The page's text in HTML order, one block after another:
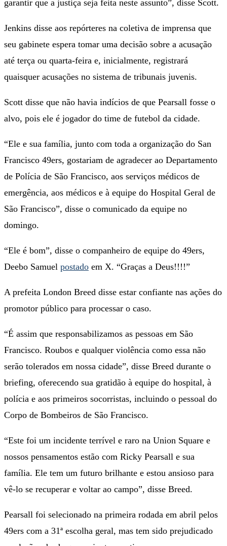
garantir que a justiça seja feita neste assunto”, disse Scott.
Jenkins disse aos repórteres na coletiva de imprensa que
seu gabinete espera tomar uma decisão sobre a acusação
até terça ou quarta-feira e, inicialmente, registrará
quaisquer acusações no sistema de tribunais juvenis.
Scott disse que não havia indícios de que Pearsall fosse o
alvo, pois ele é jogador do time de futebol da cidade.
“Ele e sua família, junto com toda a organização do San
Francisco 49ers, gostariam de agradecer ao Departamento
de Polícia de São Francisco, aos serviços médicos de
emergência, aos médicos e à equipe do Hospital Geral de
São Francisco”, disse o comunicado da equipe no
domingo.
“Ele é bom”, disse o companheiro de equipe do 49ers,
Deebo Samuel postado em X. “Graças a Deus!!!!”
A prefeita London Breed disse estar confiante nas ações do
promotor público para processar o caso.
“É assim que responsabilizamos as pessoas em São
Francisco. Roubos e qualquer violência como essa não
serão tolerados em nossa cidade”, disse Breed durante o
briefing, oferecendo sua gratidão à equipe do hospital, à
polícia e aos primeiros socorristas, incluindo o pessoal do
Corpo de Bombeiros de São Francisco.
“Este foi um incidente terrível e raro na Union Square e
nossos pensamentos estão com Ricky Pearsall e sua
família. Ele tem um futuro brilhante e estou ansioso para
vê-lo se recuperar e voltar ao campo”, disse Breed.
Pearsall foi selecionado na primeira rodada em abril pelos
49ers com a 31ª escolha geral, mas tem sido prejudicado